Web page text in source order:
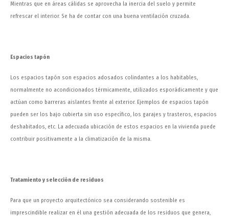
Mientras que en áreas cálidas se aprovecha la inercia del suelo y permite
refrescar el interior. Se ha de contar con una buena ventilación cruzada.
Espacios tapón
Los espacios tapón son espacios adosados colindantes a los habitables,
normalmente no acondicionados térmicamente, utilizados esporádicamente y que
actúan como barreras aislantes frente al exterior. Ejemplos de espacios tapón
pueden ser los bajo cubierta sin uso específico, los garajes y trasteros, espacios
deshabitados, etc. La adecuada ubicación de estos espacios en la vivienda puede
contribuir positivamente a la climatización de la misma.
Tratamiento y selección de residuos
Para que un proyecto arquitectónico sea considerando sostenible es
imprescindible realizar en él una gestión adecuada de los residuos que genera,